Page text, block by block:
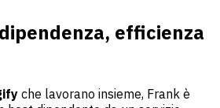
efficienza
che lavorano insieme, Frank è